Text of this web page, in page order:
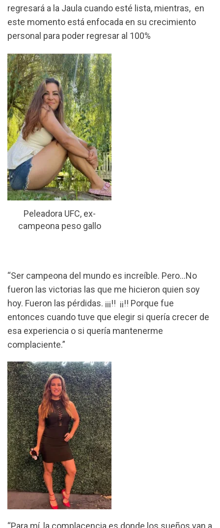
regresará a la Jaula cuando esté lista, mientras, en
este momento está enfocada en su crecimiento
personal para poder regresar al 100%
Peleadora UFC, ex-
campeona peso gallo
“Ser campeona del mundo es increíble. Pero…No
fueron las victorias las que me hicieron quien soy
hoy. Fueron las pérdidas. ¡¡¡!! ¡¡️!! Porque fue
entonces cuando tuve que elegir si quería crecer de
esa experiencia o si quería mantenerme
complaciente.”
“Para mí, la complacencia es donde los sueños van a